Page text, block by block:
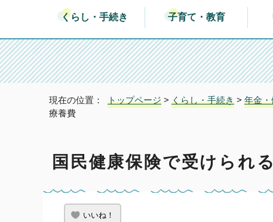
くらし・手続き 子育て・教育
現在の位置： トップページ > くらし・手続き > 年金
療養費
国民健康保険で受けられ
いいね！